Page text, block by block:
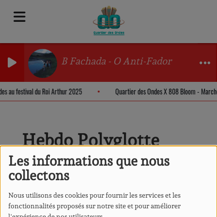
Les informations que nous
collectons
Nous utilisons des cookies pour fournir les services et les
fonctionnalités proposés sur notre site et pour améliorer
B Fachada - O Anti-Fador
au festival du Roi Arthur 2025 Quartier des Ondes X 808 Bloom -
Hebdo Polyglotte